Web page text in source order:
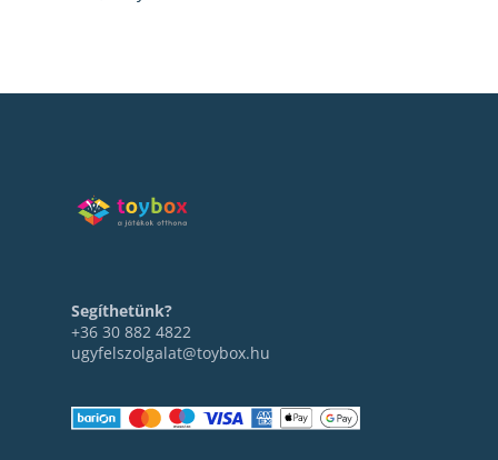
Segíthetünk?
+36 30 882 4822
ugyfelszolgalat@toybox.hu